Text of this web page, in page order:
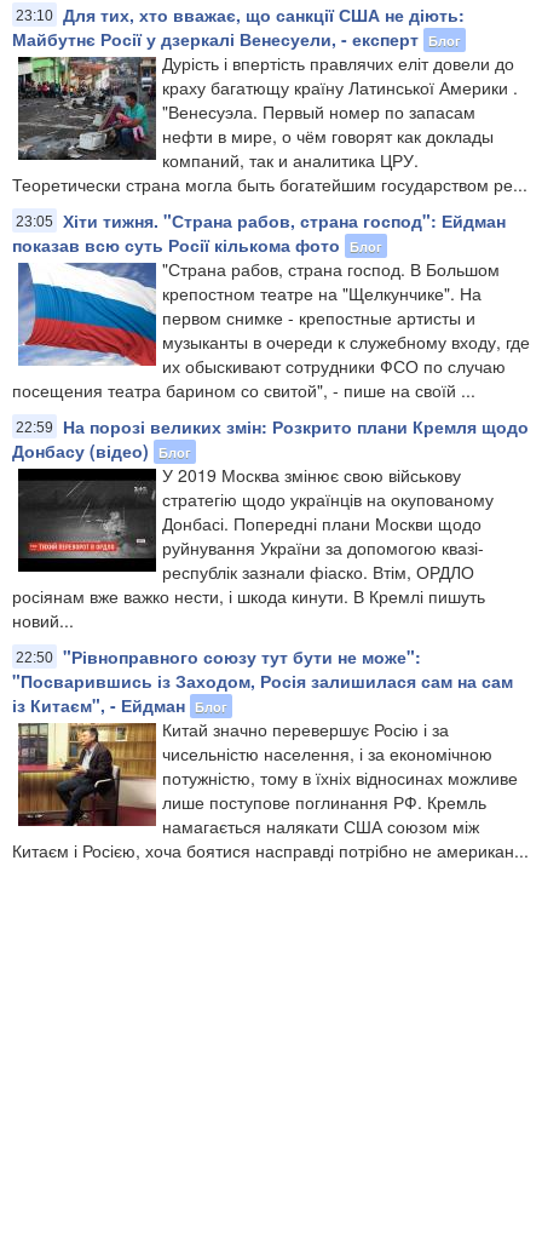
23:10 Для тих, хто вважає, що санкції США не діють:
Майбутнє Росії у дзеркалі Венесуели, - експерт Блог
Дурість і впертість правлячих еліт довели до
краху багатющу країну Латинської Америки .
"Венесуэла. Первый номер по запасам
нефти в мире, о чём говорят как доклады
компаний, так и аналитика ЦРУ.
Теоретически страна могла быть богатейшим государством ре...
23:05
Хіти тижня. "Страна рабов, страна господ": Ейдман
показав всю суть Росії кількома фото
Блог
"Страна рабов, страна господ. В Большом
крепостном театре на "Щелкунчике". На
первом снимке - крепостные артисты и
музыканты в очереди к служебному входу, где
их обыскивают сотрудники ФСО по случаю
посещения театра барином со свитой", - пише на своїй ...
22:59
На порозі великих змін: Розкрито плани Кремля щодо
Донбасу (відео)
Блог
У 2019 Москва змінює свою військову
стратегію щодо українців на окупованому
Донбасі. Попередні плани Москви щодо
руйнування України за допомогою квазі-
республік зазнали фіаско. Втім, ОРДЛО
росіянам вже важко нести, і шкода кинути. В Кремлі пишуть
новий...
22:50 "Рівноправного союзу тут бути не може":
"Посварившись із Заходом, Росія залишилася сам на сам
із Китаєм", - Ейдман Блог
Китай значно перевершує Росію і за
чисельністю населення, і за економічною
потужністю, тому в їхніх відносинах можливе
лише поступове поглинання РФ. Кремль
намагається налякати США союзом між
Китаєм і Росією, хоча боятися насправді потрібно не американ...